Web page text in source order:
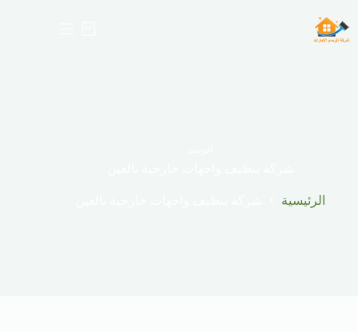
إلى
المحتوى
الرئيسية